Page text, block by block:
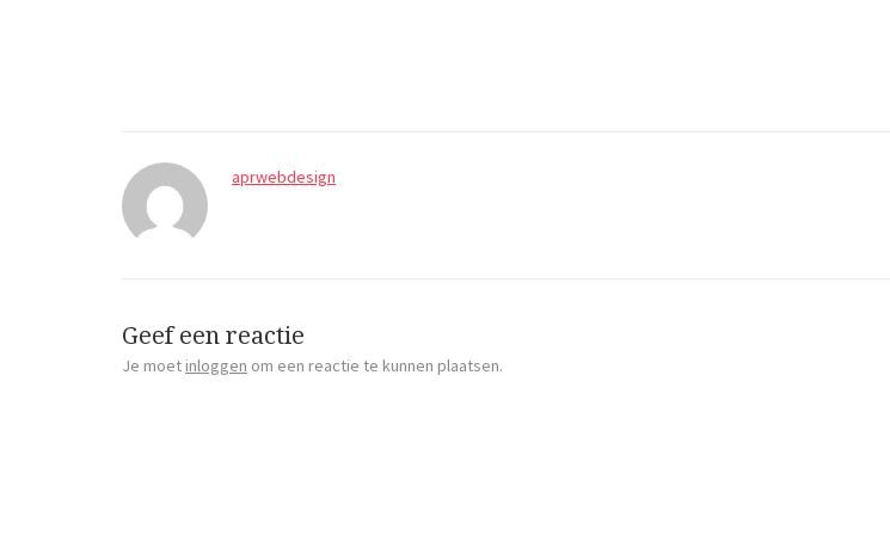
aprwebdesign
Geef een reactie
Je moet inloggen om een reactie te kunnen plaatsen.